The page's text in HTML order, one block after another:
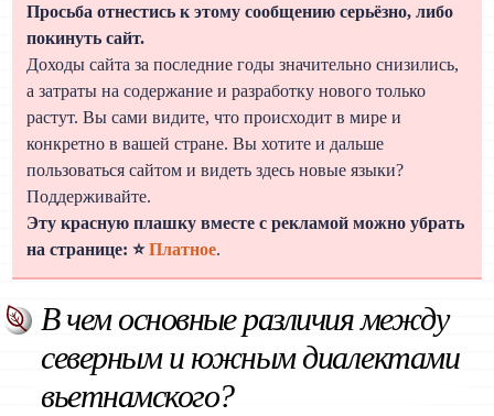
Просьба отнестись к этому сообщению серьёзно, либо
покинуть сайт.
Доходы сайта за последние годы значительно снизились,
а затраты на содержание и разработку нового только
растут. Вы сами видите, что происходит в мире и
конкретно в вашей стране. Вы хотите и дальше
пользоваться сайтом и видеть здесь новые языки?
Поддерживайте.
Эту красную плашку вместе с рекламой можно убрать
на странице: ⭐Платное.
В чем основные различия между
северным и южным диалектами
вьетнамского?